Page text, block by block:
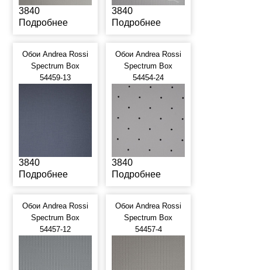
3840
Подробнее
3840
Подробнее
Обои Andrea Rossi
Spectrum Box
54459-13
3840
Подробнее
Обои Andrea Rossi
Spectrum Box
54454-24
3840
Подробнее
Обои Andrea Rossi
Spectrum Box
54457-12
Обои Andrea Rossi
Spectrum Box
54457-4